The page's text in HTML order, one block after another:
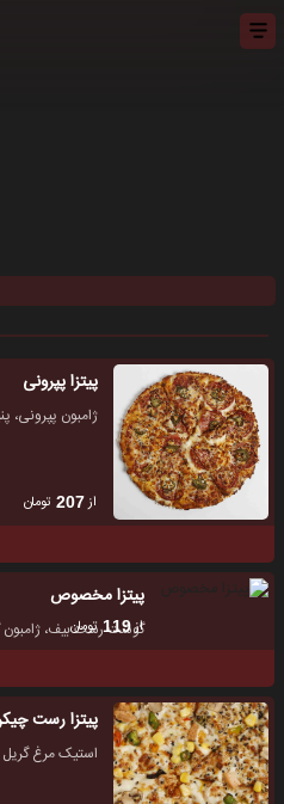
پیتزا پپرونی
ژامبون پپرونی،
از207 تومان
پیتزا مخصوص
گوشت رست بیف، ژامبون
از119 تومان
پیتزا رست
استیک مرغ گریل